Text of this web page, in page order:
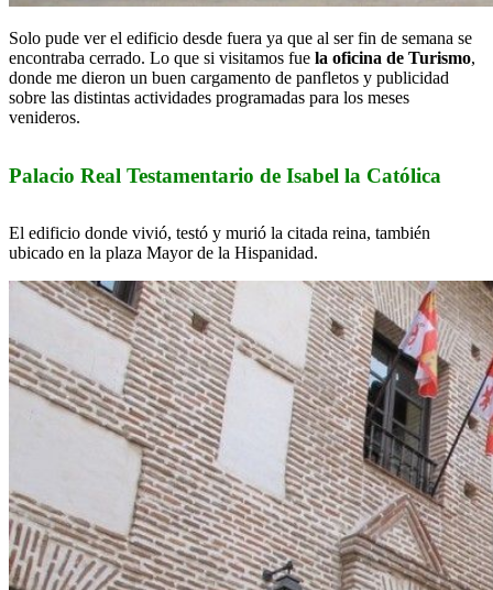
Solo pude ver el edificio desde fuera ya que al ser fin de semana se
encontraba cerrado. Lo que si visitamos fue la oficina de Turismo,
donde me dieron un buen cargamento de panfletos y publicidad
sobre las distintas actividades programadas para los meses
venideros.
Palacio Real Testamentario de Isabel la Católica
El edificio donde vivió, testó y murió la citada reina, también
ubicado en la plaza Mayor de la Hispanidad.